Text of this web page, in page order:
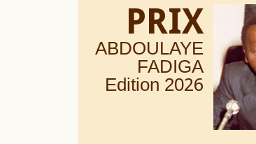
PRIX
ABDOULAYE
FADIGA
Edition 2026